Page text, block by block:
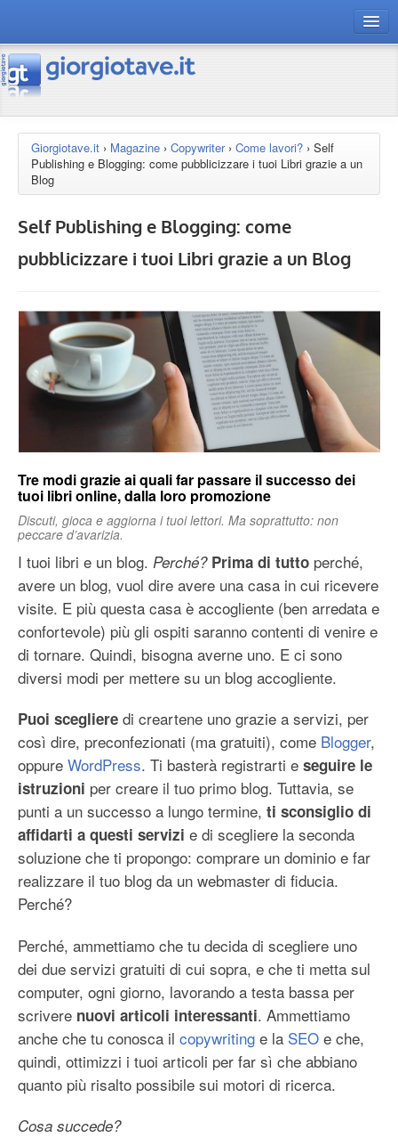
connect gt
risorse
Chi siamo
Giorgiotave.it › Magazine › Copywriter› Come lavori? › Self
Publishing e Blogging: come pubblicizzare i tuoi Libri grazie a un
Blog
Self Publishing e Blogging: come
pubblicizzare i tuoi Libri grazie a un Blog
Tre modi grazie ai quali far passare il successo dei
tuoi libri online, dalla loro promozione
Discuti, gioca e aggiorna i tuoi lettori. Ma soprattutto: non
peccare d’avarizia.
I tuoi libri e un blog. Perché?Prima di tutto perché,
avere un blog, vuol dire avere una casa in cui ricevere
visite. E più questa casa è accogliente (ben arredata e
confortevole) più gli ospiti saranno contenti di venire e
di tornare. Quindi, bisogna averne uno. E ci sono
diversi modi per mettere su un blog accogliente.
Puoi scegliere di creartene uno grazie a servizi, per
così dire, preconfezionati (ma gratuiti), come Blogger,
oppure WordPress. Ti basterà registrarti e seguire le
istruzioni per creare il tuo primo blog. Tuttavia, se
punti a un successo a lungo termine, ti sconsiglio di
affidarti a questi servizi e di scegliere la seconda
soluzione che ti propongo: comprare un dominio e far
realizzare il tuo blog da un webmaster di fiducia.
Perché?
Perché, ammettiamo che tu decida di scegliere uno
dei due servizi gratuiti di cui sopra, e che ti metta sul
computer, ogni giorno, lavorando a testa bassa per
scrivere nuovi articoli interessanti. Ammettiamo
anche che tu conosca il copywriting e la SEO e che,
quindi, ottimizzi i tuoi articoli per far sì che abbiano
quanto più risalto possibile sui motori di ricerca.
Cosa succede?